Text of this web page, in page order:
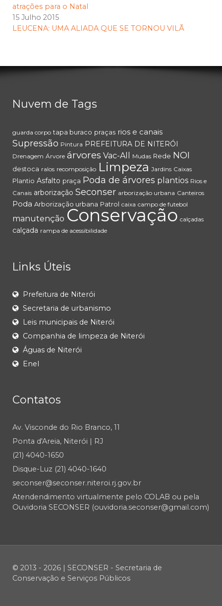
atrações para o Natal
15 Julho 2015
LEUCENA: UMA ALIADA QUE SE TORNOU VILÃ
Nuvem de Tags
guarda corpo tapa buraco praças rios e canais
Supressão Pintura PREFEITURA DE NITERÓI
Drenagem Árvore árvores Vac-All Mudas Rede NOI
destoca ralos recomposição Limpeza Jardins Caixas
Plantio Asfalto praça Poda de árvores plantios Rios e
Canais arborização Seconser arborização urbana Canteiros
Poda Arborização urbana Patrol caixa campo de futebol
manutenção Conservação calçadas
calçada rampa de acessibilidade
Links Úteis
Prefeitura de Niterói
Secretaria de urbanismo
Leis municipais de Niterói
Companhia de limpeza de Niterói
Águas de Niterói
Enel
Contatos
Av. Visconde do Rio Branco, 11
Ponta d'Areia, Niterói | RJ
(21) 4040-1650
Disque-Luz (21) 4040-1640
seconser@seconser.niteroi.rj.gov.br
Atendendimento virtualmente pelo COLAB ou pela
Ouvidoria SECONSER (ouvidoria.seconser@gmail.com)
© 2013 - 2026 | SECONSER - Secretaria de
Conservação e Serviços Públicos